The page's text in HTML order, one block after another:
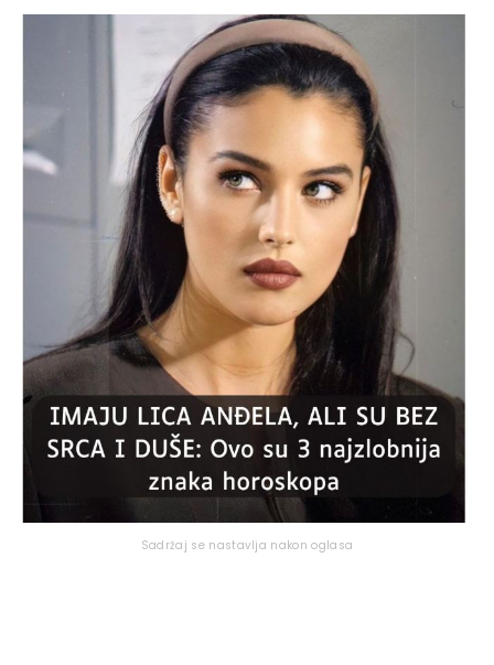
Sadržaj se nastavlja nakon oglasa